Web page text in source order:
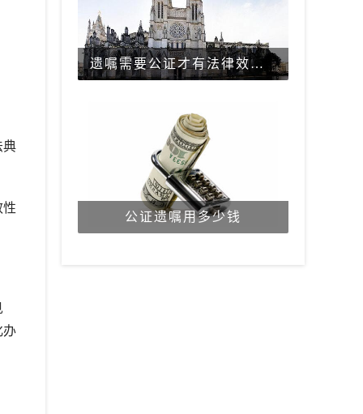
典
办
遗嘱需要公证才有法律效力吗？
公证遗嘱用多少钱